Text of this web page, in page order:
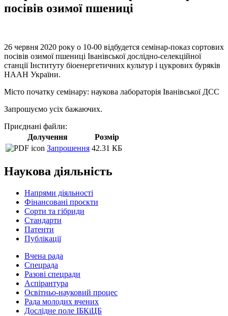
посівів озимої пшениці
26 червня 2020 року о 10-00 відбудется семінар-показ сортових
посівів озимої пшениці Іванівської дослідно-селекційної
станції Інституту біоенергетичних культур і цукрових буряків
НААН України.
Місто початку семінару: наукова лабораторія Іванівської ДСС
Запрошуємо усіх бажаючих.
Приєднані файли:
Долучення
Розмір
Запрошення 42.31 КБ
Наукова діяльність
Напрями діяльності
Фінансовані проєкти
Сорти та гібриди
Стандарти
Патенти
Публікації
Вчена рада
Спецрада
Разові спецради
Аспірантура
Освітньо-науковий процес
Рада молодих вчених
Дослідне поле ІБКіЦБ